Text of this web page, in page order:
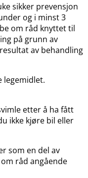
sikker prevensjon
og i minst 3
om råd knyttet til
på grunn av
av behandling
legemidlet.
etter å ha fått
ikke kjøre bil eller
som en del av
råd angående